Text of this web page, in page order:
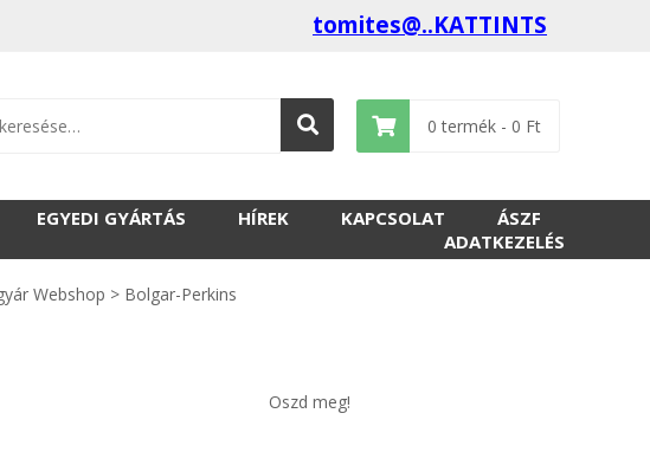
tomites@..KATTINTS
0 termék - 0 Ft
EGYEDI GYÁRTÁS HÍREK KAPCSOLAT
ÁSZF
ADATKEZELÉS
Webshop > Bolgar-Perkins
Oszd meg!